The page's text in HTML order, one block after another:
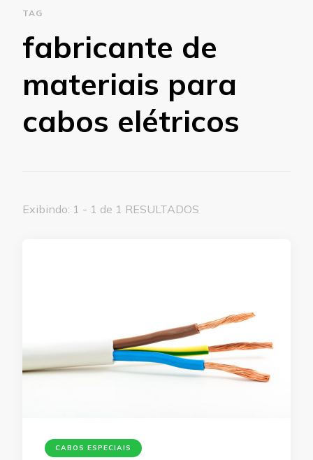
TAG
fabricante de
materiais para
cabos elétricos
Exibindo: 1 - 1 de 1 RESULTADOS
CABOS ESPECIAIS